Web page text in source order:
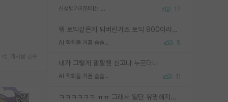
신생랩가지말라는 이유가 있었구나 17
뭐 토익같은게 되버린거죠 토익 900이라고 영어잘하는건 아닙니다만 잘하는사람은 다 900을 넘는 그런
AI 학회들 거품 슬슬 지적이 나오네요 9
내가 그렇게 말할땐 신고나 누르더니
AI 학회들 거품 슬슬 지적이 나오네요 11
ㅋㅋㅋㅋㅋㅋ ㅠㅠ 그래서 일단 유명해지는게 중요한거같습니다